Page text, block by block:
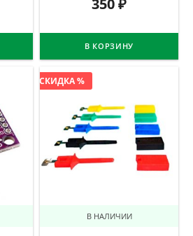
В КОРЗИНУ
СКИДКА %
В НАЛИЧИИ